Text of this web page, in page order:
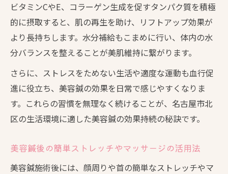
ビタミンCやE、コラーゲン生成を促すタンパク質を積極
的に摂取すると、肌の再生を助け、リフトアップ効果が
より長持ちします。水分補給もこまめに行い、体内の水
分バランスを整えることが美肌維持に繋がります。
さらに、ストレスをためない生活や適度な運動も血行促
進に役立ち、美容鍼の効果を日常で感じやすくなりま
す。これらの習慣を無理なく続けることが、名古屋市北
区の生活環境に適した美容鍼の効果持続の秘訣です。
美容鍼後の簡単ストレッチやマッサージの活用法
美容鍼施術後には、顔周りや首の簡単なストレッチやマ